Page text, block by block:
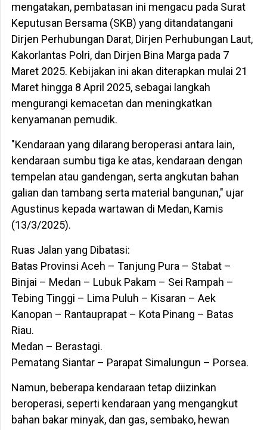
mengatakan, pembatasan ini mengacu pada Surat
Keputusan Bersama (SKB) yang ditandatangani
Dirjen Perhubungan Darat, Dirjen Perhubungan Laut,
Kakorlantas Polri, dan Dirjen Bina Marga pada 7
Maret 2025. Kebijakan ini akan diterapkan mulai 21
Maret hingga 8 April 2025, sebagai langkah
mengurangi kemacetan dan meningkatkan
kenyamanan pemudik.
"Kendaraan yang dilarang beroperasi antara lain,
kendaraan sumbu tiga ke atas, kendaraan dengan
tempelan atau gandengan, serta angkutan bahan
galian dan tambang serta material bangunan," ujar
Agustinus kepada wartawan di Medan, Kamis
(13/3/2025).
Ruas Jalan yang Dibatasi:
Batas Provinsi Aceh – Tanjung Pura – Stabat –
Binjai – Medan – Lubuk Pakam – Sei Rampah –
Tebing Tinggi – Lima Puluh – Kisaran – Aek
Kanopan – Rantauprapat – Kota Pinang – Batas
Riau.
​Medan – Berastagi.
​Pematang Siantar – Parapat Simalungun – Porsea.
Namun, beberapa kendaraan tetap diizinkan
beroperasi, seperti kendaraan yang mengangkut
bahan bakar minyak, dan gas, sembako, hewan